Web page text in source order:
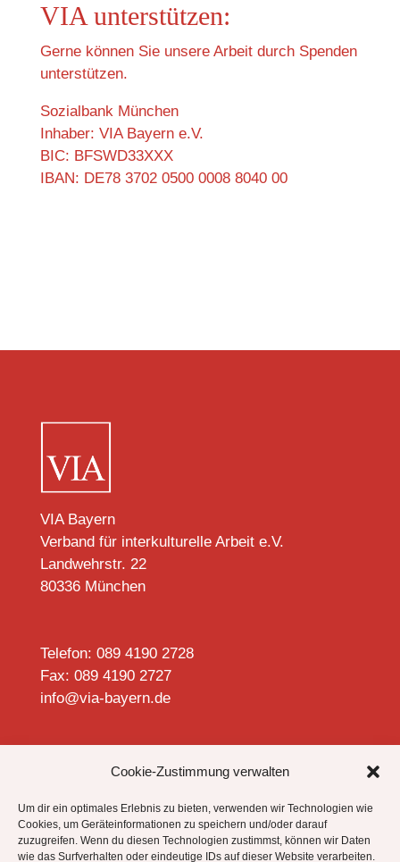
Cookie-Zustimmung verwalten
Um dir ein optimales Erlebnis zu bieten, verwenden wir Technologien wie
Cookies, um Geräteinformationen zu speichern und/oder darauf
zuzugreifen. Wenn du diesen Technologien zustimmst, können wir Daten
wie das Surfverhalten oder eindeutige IDs auf dieser Website verarbeiten.
VIA unterstützen:
Gerne können Sie unsere Arbeit durch Spenden
unterstützen.
Sozialbank München
Inhaber: VIA Bayern e.V.
BIC: BFSWD33XXX
IBAN: DE78 3702 0500 0008 8040 00
VIA Bayern
Verband für interkulturelle Arbeit e.V.
Landwehrstr. 22
80336 München
Telefon: 089 4190 2728
Fax: 089 4190 2727
info@via-bayern.de
Datenschutzhinweise